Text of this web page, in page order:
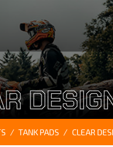
TANK PADS CLEAR